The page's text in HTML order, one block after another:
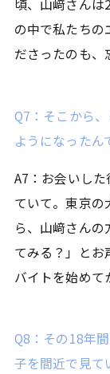
頃、山﨑さんは
の中で私たちの
ださったのも、
Q7：そこから
ようになったん
A7：お会いし
ていて。東京の
ら、山﨑さん
てみる？」とお
バイトを始めて
Q8：その18年
子を間近で見て